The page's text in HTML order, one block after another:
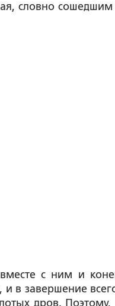
словно сошедшим
с ним и
в завершение
дров.